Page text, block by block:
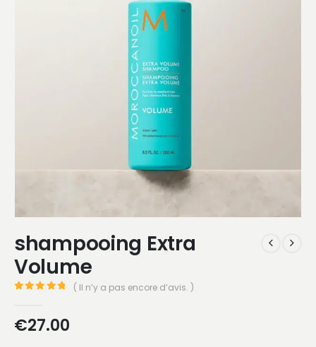
shampooing Extra
Volume
( Il n’y a pas encore d’avis. )
€27.00